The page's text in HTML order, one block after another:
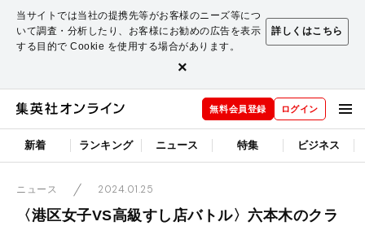
当サイトでは当社の提携先等がお客様のニーズ等につ
いて調査・分析したり、お客様にお勧めの広告を表示
する目的で Cookie を使用する場合があります。
詳しくはこちら
×
無料会員登録 ログイン
新着 ランキング ニュース 特集 ビジネス
ニュース 2024.01.25
〈港区女子VS高級すし店バトル〉六本木のクラ